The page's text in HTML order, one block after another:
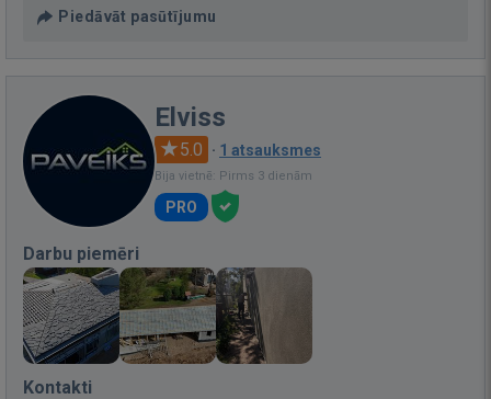
Piedāvāt pasūtījumu
Elviss
5.0 · 1 atsauksmes
Bija vietnē: Pirms 3 dienām
PRO
Darbu piemēri
Kontakti